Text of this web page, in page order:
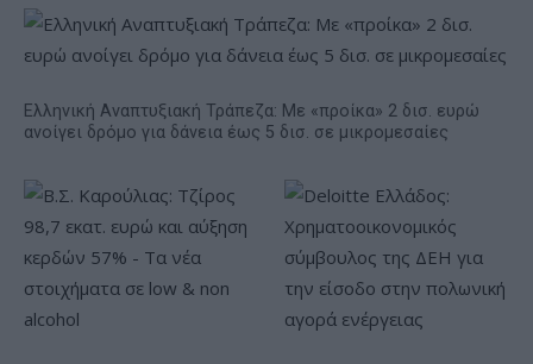
Ελληνική Αναπτυξιακή Τράπεζα: Με «προίκα» 2 δισ. ευρώ
ανοίγει δρόμο για δάνεια έως 5 δισ. σε μικρομεσαίες